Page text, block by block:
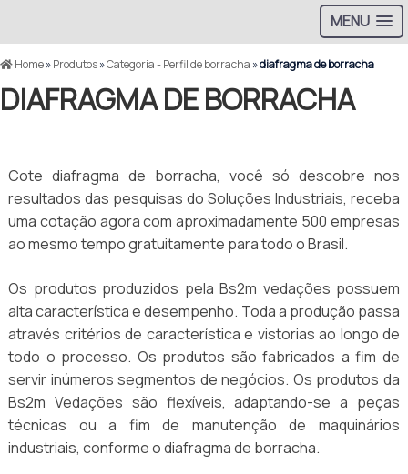
MENU
Home»Produtos»Categoria - Perfil de borracha »diafragma de borracha
DIAFRAGMA DE BORRACHA
Cote diafragma de borracha, você só descobre nos
resultados das pesquisas do Soluções Industriais, receba
uma cotação agora com aproximadamente 500 empresas
ao mesmo tempo gratuitamente para todo o Brasil.
Os produtos produzidos pela Bs2m vedações possuem
alta característica e desempenho. Toda a produção passa
através critérios de característica e vistorias ao longo de
todo o processo. Os produtos são fabricados a fim de
servir inúmeros segmentos de negócios. Os produtos da
Bs2m Vedações são flexíveis, adaptando-se a peças
técnicas ou a fim de manutenção de maquinários
industriais, conforme o diafragma de borracha.